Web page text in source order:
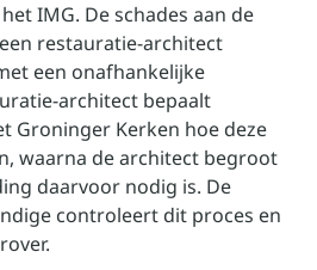
IMG. De schades aan de
restauratie-architect
een onafhankelijke
architect bepaalt
Groninger Kerken hoe deze
waarna de architect begroot
daarvoor nodig is. De
controleert dit proces en